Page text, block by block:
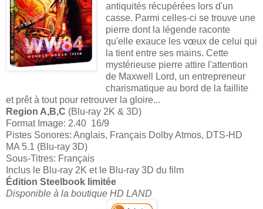
antiquités récupérées lors d'un
casse. Parmi celles-ci se trouve une
pierre dont la légende raconte
qu'elle exauce les vœux de celui qui
la tient entre ses mains. Cette
mystérieuse pierre attire l'attention
de Maxwell Lord, un entrepreneur
charismatique au bord de la faillite
et prêt à tout pour retrouver la gloire...
Region A,B,C (Blu-ray 2K & 3D)
Format Image: 2.40 16/9
Pistes Sonores: Anglais, Français Dolby Atmos, DTS-HD
MA 5.1 (Blu-ray 3D)
Sous-Titres: Français
Inclus le Blu-ray 2K et le Blu-ray 3D du film
Édition Steelbook limitée
Disponible à la boutique HD LAND